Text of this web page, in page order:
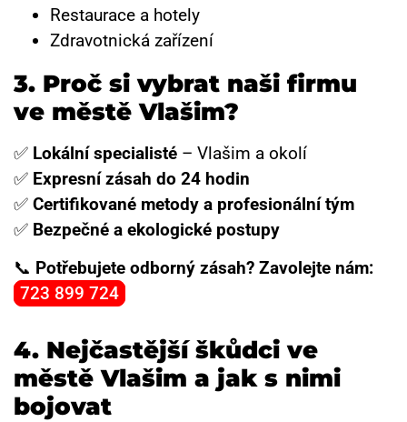
Restaurace a hotely
Zdravotnická zařízení
3. Proč si vybrat naši firmu
ve městě Vlašim?
✅ Lokální specialisté – Vlašim a okolí
✅ Expresní zásah do 24 hodin
✅ Certifikované metody a profesionální tým
✅ Bezpečné a ekologické postupy
📞 Potřebujete odborný zásah? Zavolejte nám:
723 899 724
4. Nejčastější škůdci ve
městě Vlašim a jak s nimi
bojovat